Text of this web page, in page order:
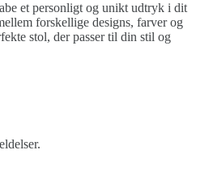
et personligt og unikt udtryk i dit
forskellige designs, farver og
stol, der passer til din stil og